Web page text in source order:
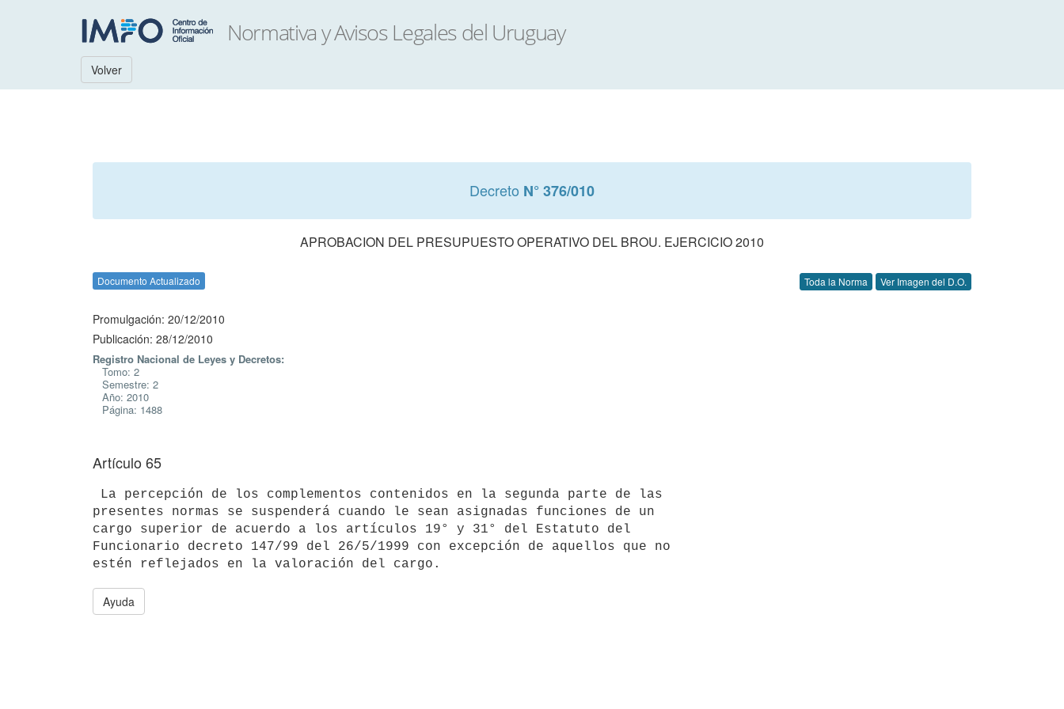
Volver
Decreto N° 376/010
APROBACION DEL PRESUPUESTO OPERATIVO DEL BROU. EJERCICIO 2010
Documento Actualizado Toda la Norma Ver Imagen del D.O.
Promulgación: 20/12/2010
Publicación: 28/12/2010
Registro Nacional de Leyes y Decretos:
Tomo: 2
Semestre: 2
Año: 2010
Página: 1488
Artículo 65
presentes normas se suspenderá cuando le sean asignadas funciones de un
cargo superior de acuerdo a los artículos 19° y 31° del Estatuto del
Funcionario decreto 147/99 del 26/5/1999 con excepción de aquellos que no
Ayuda